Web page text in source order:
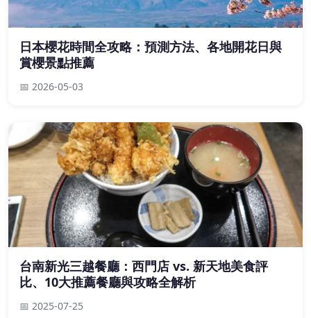
日本櫻花時間全攻略：預測方法、各地開花日與
賞櫻景點推薦
📅 2026-05-03
台南新光三越餐廳：西門店 vs. 新天地美食評
比、10大推薦餐廳與攻略全解析
📅 2025-07-25